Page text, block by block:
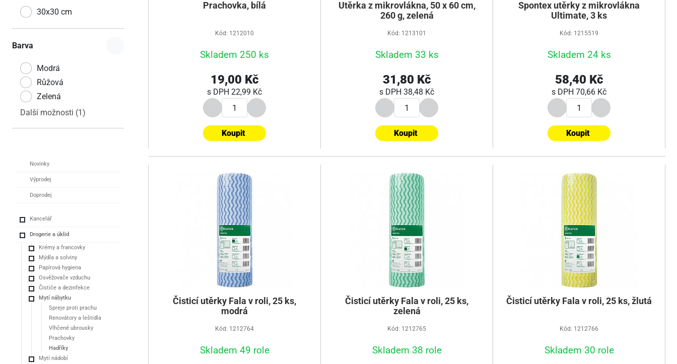
30x30 cm
Barva
Modrá
Růžová
Zelená
Další možnosti (1)
Novinky
Výprodej
Doprodej
Kancelář
Drogerie a úklid
Krémy a francovky
Mýdla a solviny
Papírová hygiena
Osvěžovače vzduchu
Čističe a dezinfekce
Mytí nábytku
Spreje proti prachu
Renovátory a leštidla
Vlhčené ubrousky
Prachovky
Hadříky
Mytí nádobí
Prachovka, bílá
Kód: 1212010
Skladem 250 ks
19,00 Kč
s DPH 22,99 Kč
Koupit
Utěrka z mikrovlákna, 50 x 60 cm,
260 g, zelená
Kód: 1213101
Skladem 33 ks
31,80 Kč
s DPH 38,48 Kč
Koupit
Spontex utěrky z mikrovlákna
Ultimate, 3 ks
Kód: 1215519
Skladem 24 ks
58,40 Kč
s DPH 70,66 Kč
Koupit
Čisticí utěrky Fala v roli, 25 ks,
modrá
Kód: 1212764
Skladem 49 role
Čisticí utěrky Fala v roli, 25 ks,
zelená
Kód: 1212765
Skladem 38 role
Čisticí utěrky Fala v roli, 25 ks, žlutá
Kód: 1212766
Skladem 30 role